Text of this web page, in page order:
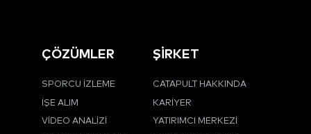
ÇÖZÜMLER
SPORCU İZLEME
İŞE ALIM
VIDEO ANALIZI
ŞİRKET
CATAPULT HAKKINDA
KARIYER
YATIRIMCI MERKEZI